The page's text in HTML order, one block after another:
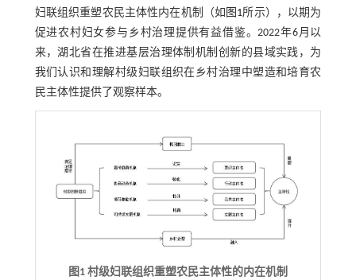
妇联组织重塑农民主体性内在机制（如 图1所示），以期为
促进农村妇女参与乡村治理提供有益借鉴。2022年6月以
来，湖北省在推进基层治理体制机制创新的县域实践，为
我们认识和理解村级妇联组织在乡村治理中塑造和培育农
民主体性提供了观察样本。
图1 村级妇联组织重塑农民主体性的内在机制